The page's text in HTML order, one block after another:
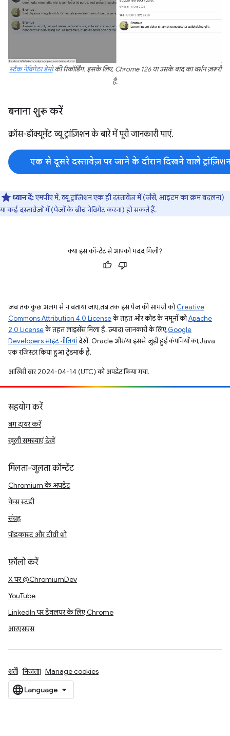
स्टैक नेविगेटर डेमोकी रिकॉर्डिंग. इसके लिए, Chrome 126 या उसके बाद का वर्शन ज़रूरी
है.
बनाना शुरू करें
क्रॉस-डॉक्यूमेंट व्यू ट्रांज़िशन के बारे में पूरी जानकारी पाएं.
एक से दूसरे दस्तावेज़ पर जाने के दौरान दिखने वाले
ध्यान दें:एमपीए में, व्यू ट्रांज़िशन एक ही दस्तावेज़ में (जैसे, आइटम का क्रम बदलना)
या कई दस्तावेज़ों में (पेजों के बीच नेविगेट करना) हो सकते हैं.
क्या इस कॉन्टेंट से आपको मदद मिली?
जब तक कुछ अलग से न बताया जाए, तब तक इस पेज की सामग्री कोCreative
Commons Attribution 4.0 Licenseके तहत और कोड के नमूनों कोApache
2.0 Licenseके तहत लाइसेंस मिला है. ज़्यादा जानकारी के लिए,Google
Developers साइट नीतियांदेखें. Oracle और/या इससे जुड़ी हुई कंपनियों का, Java
एक रजिस्टर किया हुआ ट्रेडमार्क है.
आखिरी बार 2024-04-14 (UTC) को अपडेट किया गया.
सहयोग करें
बग दायर करें
खुली समस्याएं देखें
मिलता-जुलता कॉन्टेंट
Chromium के अपडेट
केस स्टडी
संग्रह
पॉडकास्ट और टीवी शो
फ़ॉलो करें
X पर @ChromiumDev
YouTube
LinkedIn पर डेवलपर के लिए Chrome
आरएसएस
शर्तें निजता Manage cookies